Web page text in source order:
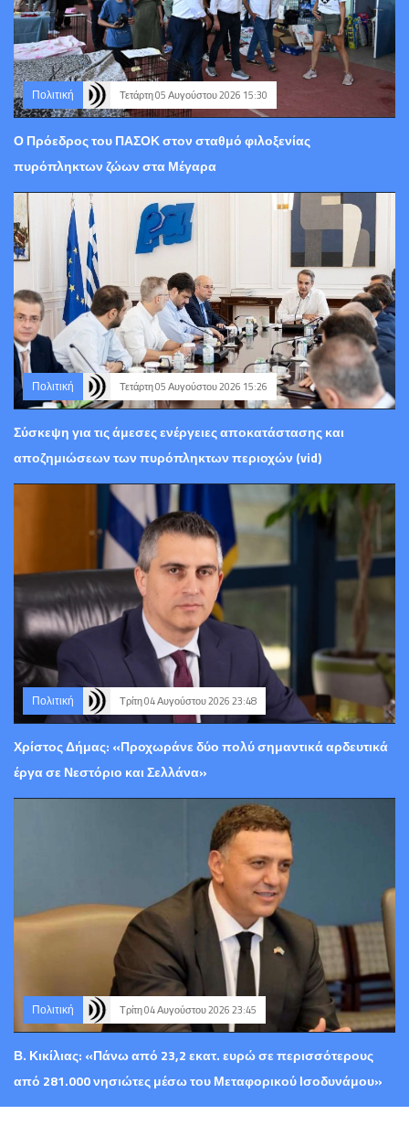
Πολιτική Τετάρτη 05 Αυγούστου 2026 15:30
Ο Πρόεδρος του ΠΑΣΟΚ στον σταθμό φιλοξενίας
πυρόπληκτων ζώων στα Μέγαρα
Πολιτική Τετάρτη 05 Αυγούστου 2026 15:26
Σύσκεψη για τις άμεσες ενέργειες αποκατάστασης και
αποζημιώσεων των πυρόπληκτων περιοχών (vid)
Πολιτική Τρίτη 04 Αυγούστου 2026 23:48
Χρίστος Δήμας: «Προχωράνε δύο πολύ σημαντικά αρδευτικά
έργα σε Νεστόριο και Σελλάνα»
Πολιτική Τρίτη 04 Αυγούστου 2026 23:45
Β. Κικίλιας: «Πάνω από 23,2 εκατ. ευρώ σε περισσότερους
από 281.000 νησιώτες μέσω του Μεταφορικού Ισοδυνάμου»